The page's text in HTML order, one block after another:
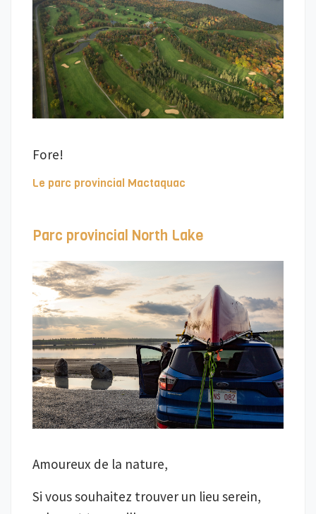
Fore!
Le parc provincial Mactaquac
Parc provincial North Lake
Amoureux de la nature,
Si vous souhaitez trouver un lieu serein,